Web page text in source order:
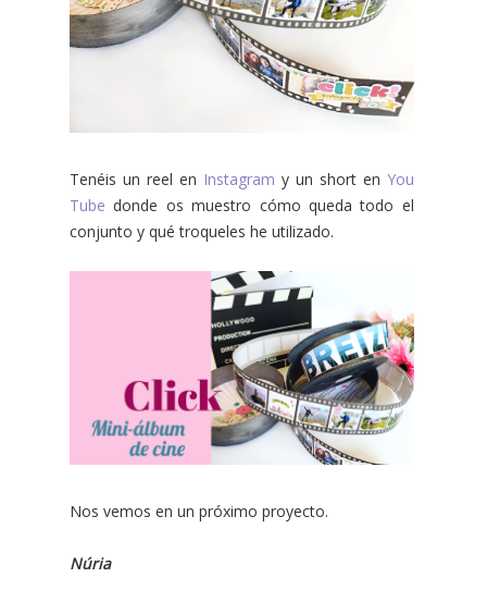
Tenéis un reel en Instagram y un short en You
Tube donde os muestro cómo queda todo el
conjunto y qué troqueles he utilizado.
Nos vemos en un próximo proyecto.
Núria